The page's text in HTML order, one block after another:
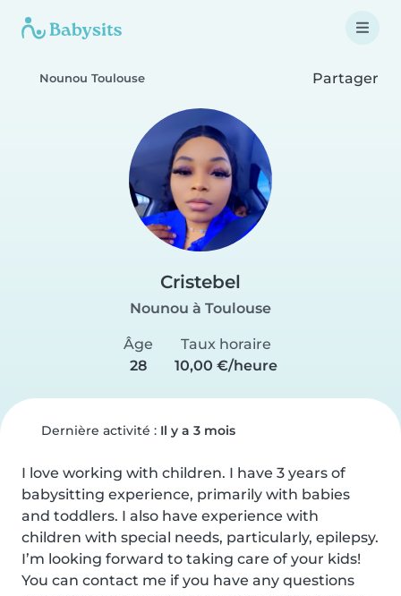
Nounou Toulouse Partager
Cristebel
Nounou à Toulouse
Âge
28
Taux horaire
10,00 €/heure
Dernière activité : Il y a 3 mois
I love working with children. I have 3 years of
babysitting experience, primarily with babies
and toddlers. I also have experience with
children with special needs, particularly, epilepsy.
I’m looking forward to taking care of your kids!
You can contact me if you have any questions